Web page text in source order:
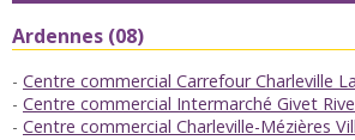
Ardennes (08)
Centre commercial Carrefour Charleville
Centre commercial Intermarché Givet
Centre commercial Charleville-Mézières